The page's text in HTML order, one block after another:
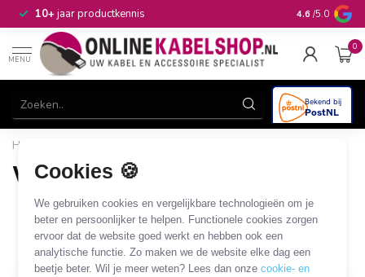
Cookies 🍪
We gebruiken cookies en vergelijkbare technologieën om je
beter en persoonlijker te helpen. Functionele cookies zorgen
ervoor dat de website goed werkt en hebben ook een
analytische functie. Zo maken we de website elke dag een
beetje beter. Wil je meer weten? Lees dan onzecookie- en
10+jaar productkennis 4.6 /5.0
MENU
0
Home
VGA - Micro HDMI
12 PRODUCTEN
Filters SORTEER OP